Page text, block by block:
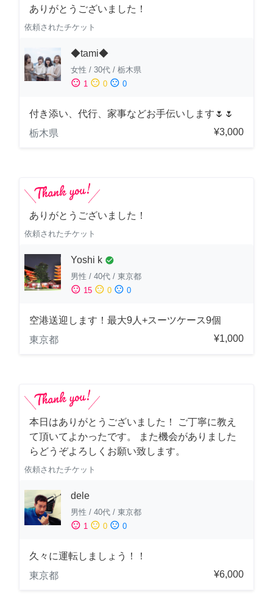
ありがとうございました！
依頼されたチケット
◆tami◆
女性 / 30代 / 栃木県
sentiment_satisfied 1 sentiment_neutral 0 sentiment_dissatisfied 0
付き添い、代行、家事などお手伝いします🌷🌷
栃木県
¥3,000
ありがとうございました！
依頼されたチケット
Yoshi k check_circle
男性 / 40代 / 東京都
sentiment_satisfied 15 sentiment_neutral 0 sentiment_dissatisfied 0
空港送迎します！最大9人+スーツケース9個
東京都
¥1,000
本日はありがとうございました！ ご丁寧に教え
て頂いてよかったです。 また機会がありました
らどうぞよろしくお願い致します。
依頼されたチケット
dele
男性 / 40代 / 東京都
sentiment_satisfied 1 sentiment_neutral 0 sentiment_dissatisfied 0
久々に運転しましょう！！
東京都
¥6,000